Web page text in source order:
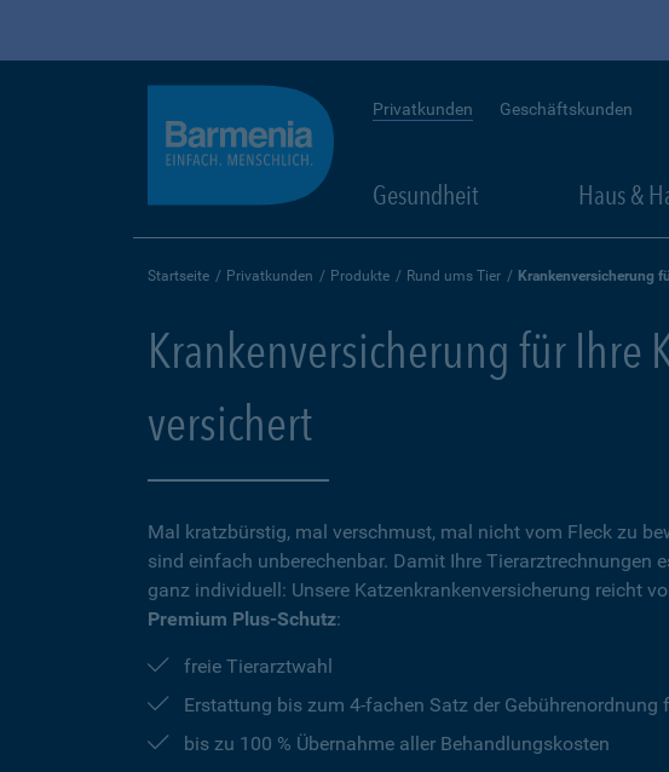
Privatkunden Geschäftskunden
Gesundheit Haus &
Startseite Privatkunden Produkte Rund ums Tier Krankenversicherung
Krankenversicherung für Ihre
versichert
Mal kratzbürstig, mal verschmust, mal nicht vom Fleck zu
sind einfach unberechenbar. Damit Ihre Tierarztrechnungen
ganz individuell: Unsere Katzenkrankenversicherung reicht
Premium Plus-Schutz:
freie Tierarztwahl
Erstattung bis zum 4-fachen Satz der
bis zu 100 % Übernahme aller Behandlungskosten